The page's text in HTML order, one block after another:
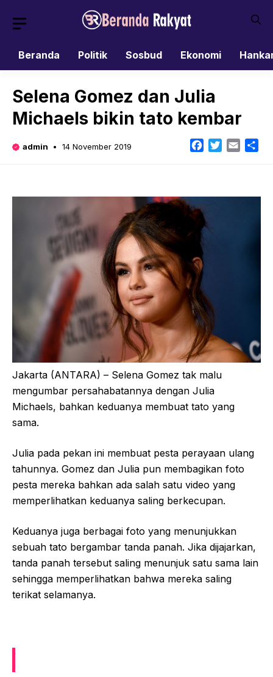
Beranda
Politik Sosbud Ekonomi
Selena Gomez dan Julia
Michaels bikin tato kembar
admin 14 November 2019 Facebook
TwitterEmail
Jakarta (ANTARA) – Selena Gomez tak malu
mengumbar persahabatannya dengan Julia
Michaels, bahkan keduanya membuat tato yang
sama.
Julia pada pekan ini membuat pesta perayaan ulang
tahunnya. Gomez dan Julia pun membagikan foto
pesta mereka bahkan ada salah satu video yang
memperlihatkan keduanya saling berkecupan.
Keduanya juga berbagai foto yang menunjukkan
sebuah tato bergambar tanda panah. Jika dijajarkan,
tanda panah tersebut saling menunjuk satu sama lain
sehingga memperlihatkan bahwa mereka saling
terikat selamanya.